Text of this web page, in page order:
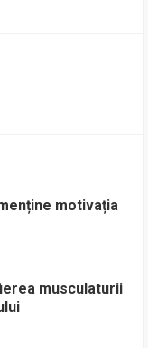
motivația
musculaturii